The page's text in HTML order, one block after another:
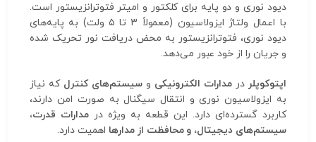
دیود نوری و دو پایه برای کلکتور و امیتر فتوترانزیستور است.
با اعمال ولتاژ ایزولاسیون (معمولاً ۳ تا ۵ ولت) به پایه‌های
دیود نوری، فتوترانزیستور به محض دریافت نور تحریک شده
و جریان را از خود عبور می‌دهد.
اپتوکوپلر درمدارات الکترونیکی وسیستم‌های کنترل که نیاز
به ایزولاسیون نوری و انتقال سیگنال به صورت امن دارند،
کاربرد گسترده‌ای دارد. این قطعه به ویژه در مدارات قدرت،
سیستم‌های دیجیتال، و محافظت از مدارها اهمیت دارد.